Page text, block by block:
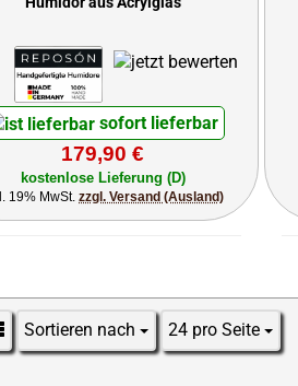
sofort lieferbar
179,90 €
kostenlose Lieferung (D)
19% MwSt.zzgl. Versand (Ausland)
Sortieren nach
Sortieren nach 24 pro Seite
pro Seite